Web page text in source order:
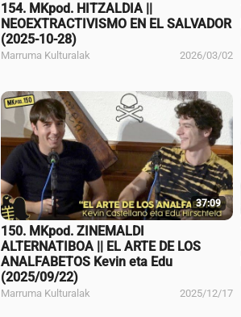
154. MKpod. HITZALDIA ||
NEOEXTRACTIVISMO EN EL SALVADOR
(2025-10-28)
Marruma Kulturalak 2026/03/02
37:09
150. MKpod. ZINEMALDI
ALTERNATIBOA || EL ARTE DE LOS
ANALFABETOS Kevin eta Edu
(2025/09/22)
Marruma Kulturalak 2025/12/17